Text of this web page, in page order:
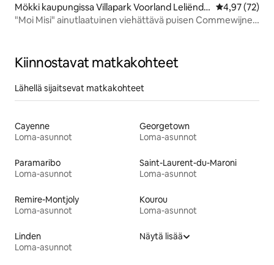
Mökki kaupungissa Villapark Voorland Leliënda
al
4,97 (72)
"Moi Misi" ainutlaatuinen viehättävä puisen Commewijne-
Kiinnostavat matkakohteet
Lähellä sijaitsevat matkakohteet
Cayenne
Loma-asunnot
Georgetown
Loma-asunnot
Paramaribo
Loma-asunnot
Saint-Laurent-du-Maroni
Loma-asunnot
Remire-Montjoly
Loma-asunnot
Kourou
Loma-asunnot
Linden
Loma-asunnot
Näytä lisää